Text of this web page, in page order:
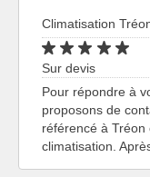
Climatisation
Sur devis
Pour répondre à
proposons de
référencé à Tréon
climatisation.